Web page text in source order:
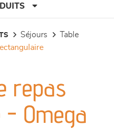
séjours
table
repas
- Omega